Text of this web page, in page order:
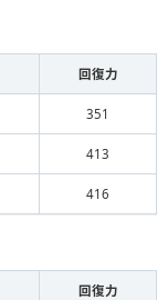
回復力
351
413
416
回復力